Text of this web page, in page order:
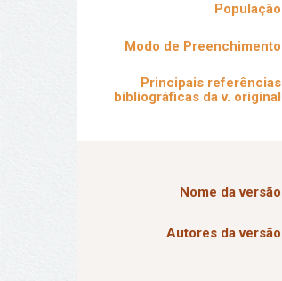
População
Modo de Preenchimento
Principais referências
bibliográficas da v. original
Nome da versão
Autores da versão